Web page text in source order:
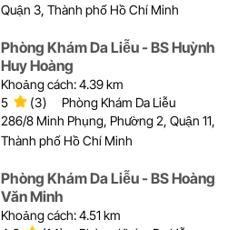
Quận 3, Thành phố Hồ Chí Minh
Phòng Khám Da Liễu - BS Huỳnh
Huy Hoàng
Khoảng cách: 4.39 km
5
(3)
Phòng Khám Da Liễu
286/8 Minh Phụng, Phường 2, Quận 11,
Thành phố Hồ Chí Minh
Phòng Khám Da Liễu - BS Hoàng
Văn Minh
Khoảng cách: 4.51 km